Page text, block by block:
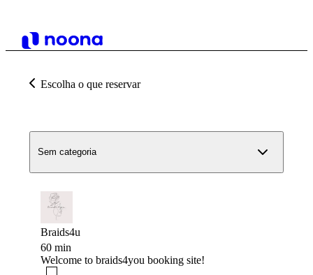
Escolha o que reservar
Sem categoria
Braids4u
60 min
Welcome to braids4you booking site!